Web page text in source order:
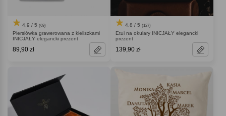
4.9 / 5 (69)
Piersiówka grawerowana z kieliszkami
INICJAŁY elegancki prezent
89,90 zł
4.8 / 5 (127)
Etui na okulary INICJAŁY elegancki
prezent
139,90 zł